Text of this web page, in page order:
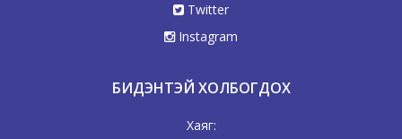
Twitter
Instagram
БИДЭНТЭЙ ХОЛБОГДОХ
Хаяг: